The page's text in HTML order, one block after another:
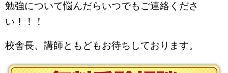
勉強について悩んだらいつでもご連絡くださ
い！！！
校舎長、講師ともどもお待ちしております。